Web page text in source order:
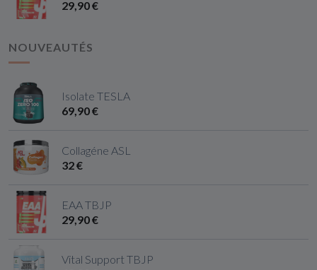
29,90 €
NOUVEAUTÉS
Isolate TESLA
69,90 €
Collagéne ASL
32 €
EAA TBJP
29,90 €
Vital Support TBJP